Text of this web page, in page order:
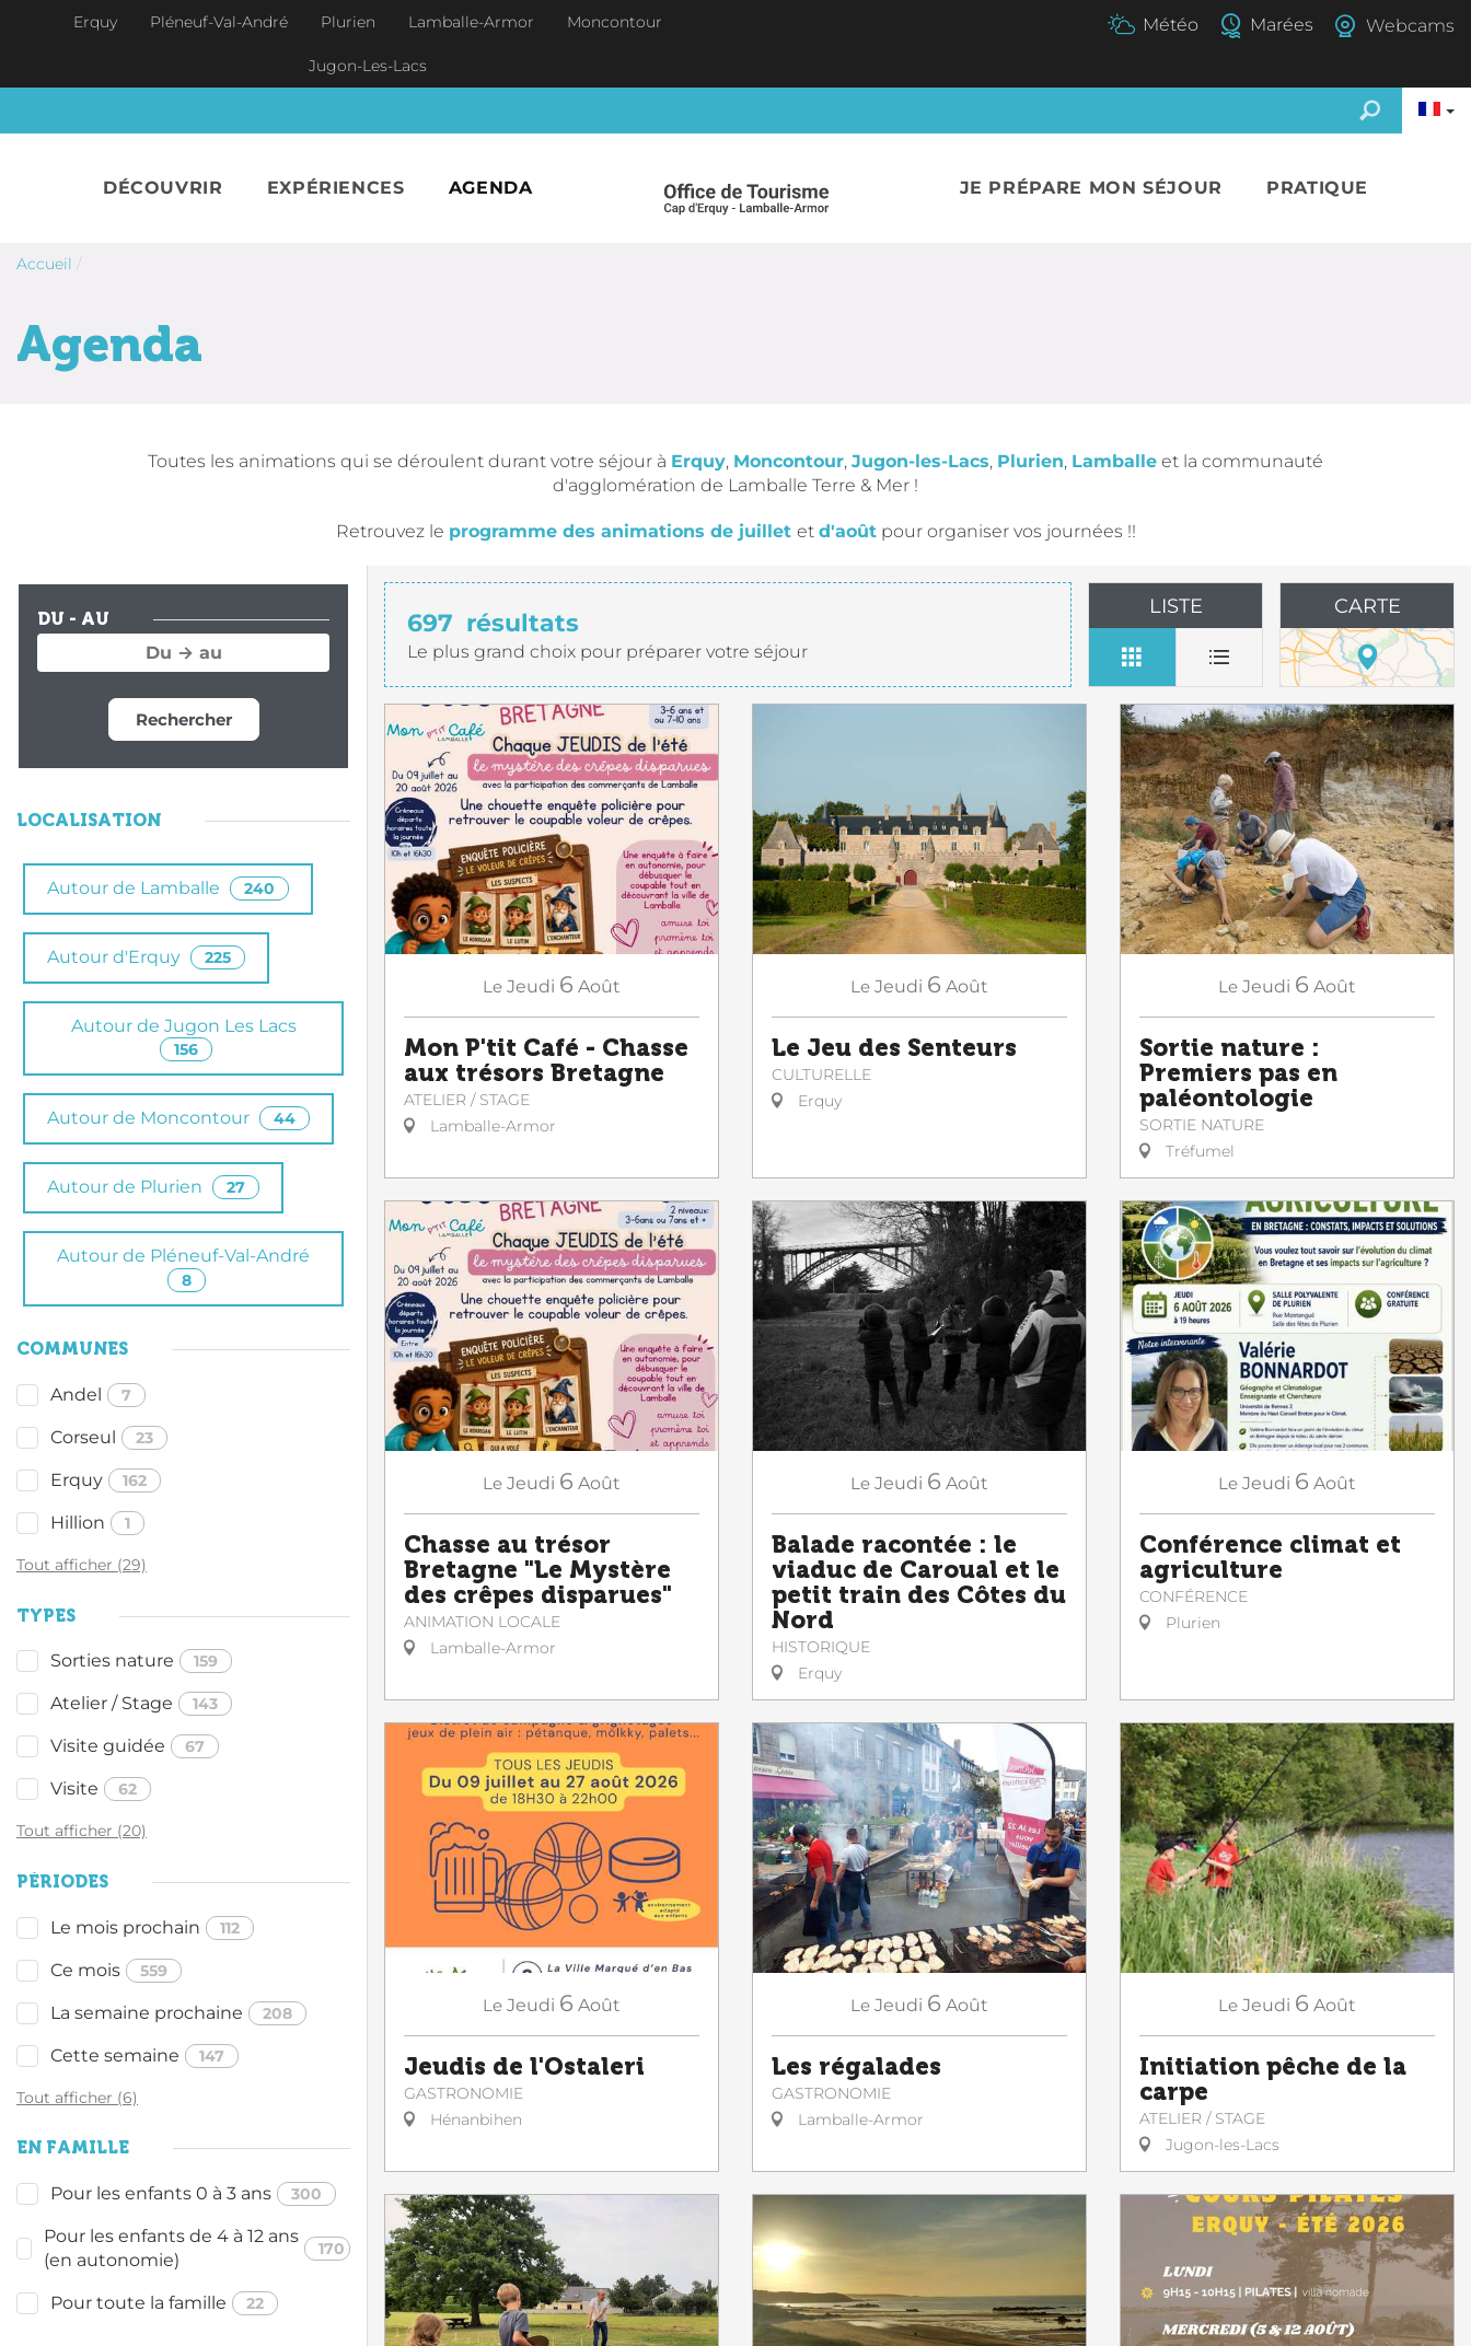
Aller au contenu principal
Erquy Pléneuf-Val-André Plurien Lamballe-Armor Moncontour
Jugon-Les-Lacs
Webcams
DÉCOUVRIR EXPÉRIENCES AGENDA JE PRÉPARE MON SÉJOUR PRATIQUE
Accueil /
Agenda
Toutes les animations qui se déroulent durant votre séjour à Erquy, Moncontour, Jugon-les-Lacs, Plurien, Lamballe et la communauté
d'agglomération de Lamballe Terre & Mer !
Retrouvez le programme des animations de juillet et d'aoûtpour organiser vos journées !!
DU - AU
Rechercher
LOCALISATION
Autour de Lamballe 240
Autour d'Erquy 225
Autour de Jugon Les Lacs
156
Autour de Moncontour 44
Autour de Plurien 27
Autour de Pléneuf-Val-André
8
COMMUNES
Andel 7
Corseul 23
Erquy 162
Hillion 1
Tout afficher (29)
TYPES
Sorties nature 159
Atelier / Stage 143
Visite guidée 67
Visite 62
Tout afficher (20)
PÉRIODES
Le mois prochain 112
Ce mois 559
La semaine prochaine 208
Cette semaine 147
Tout afficher (6)
EN FAMILLE
Pour les enfants 0 à 3 ans 300
Pour les enfants de 4 à 12 ans
(en autonomie)
170
Pour toute la famille 22
697 résultats
Le plus grand choix pour préparer votre séjour
LISTE CARTE
Le Jeudi 6 Août
Mon P'tit Café - Chasse
aux trésors Bretagne
ATELIER / STAGE
Lamballe-Armor
Le Jeudi 6 Août
Le Jeu des Senteurs
CULTURELLE
Erquy
Le Jeudi 6 Août
Sortie nature :
Premiers pas en
paléontologie
SORTIE NATURE
Tréfumel
Le Jeudi 6 Août
Chasse au trésor
Bretagne "Le Mystère
des crêpes disparues"
ANIMATION LOCALE
Lamballe-Armor
Le Jeudi 6 Août
Balade racontée : le
viaduc de Caroual et le
petit train des Côtes du
Nord
HISTORIQUE
Erquy
Le Jeudi 6 Août
Conférence climat et
agriculture
CONFÉRENCE
Plurien
Le Jeudi 6 Août
Jeudis de l'Ostaleri
GASTRONOMIE
Hénanbihen
Le Jeudi 6 Août
Les régalades
GASTRONOMIE
Lamballe-Armor
Le Jeudi 6 Août
Initiation pêche de la
carpe
ATELIER / STAGE
Jugon-les-Lacs